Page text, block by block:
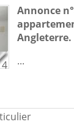
4
Annonce
Angleterre.
...